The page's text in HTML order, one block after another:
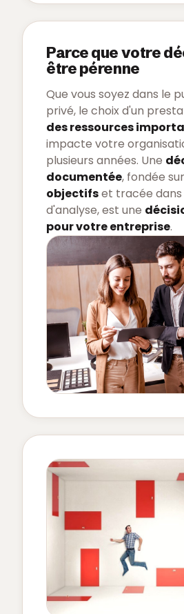
Parce que votre
être pérenne
Que vous soyez dans le
privé, le choix d'un
des ressources
impacte votre
plusieurs années. Une
documentée, fondée
objectifset tracée
d'analyse, est une
pour votre entreprise.